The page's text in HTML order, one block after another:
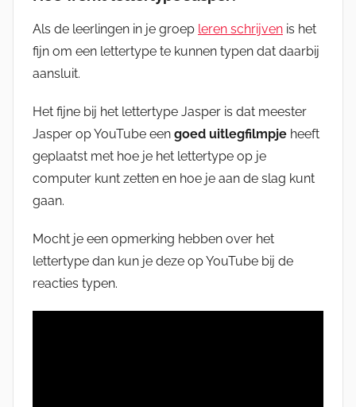
Als de leerlingen in je groep leren schrijven is het
fijn om een lettertype te kunnen typen dat daarbij
aansluit.
Het fijne bij het lettertype Jasper is dat meester
Jasper op YouTube een goed uitlegfilmpje heeft
geplaatst met hoe je het lettertype op je
computer kunt zetten en hoe je aan de slag kunt
gaan.
Mocht je een opmerking hebben over het
lettertype dan kun je deze op YouTube bij de
reacties typen.